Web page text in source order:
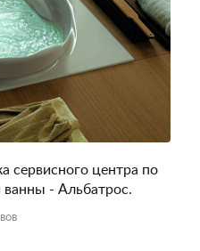
сервисного центра по
- Альбатрос.